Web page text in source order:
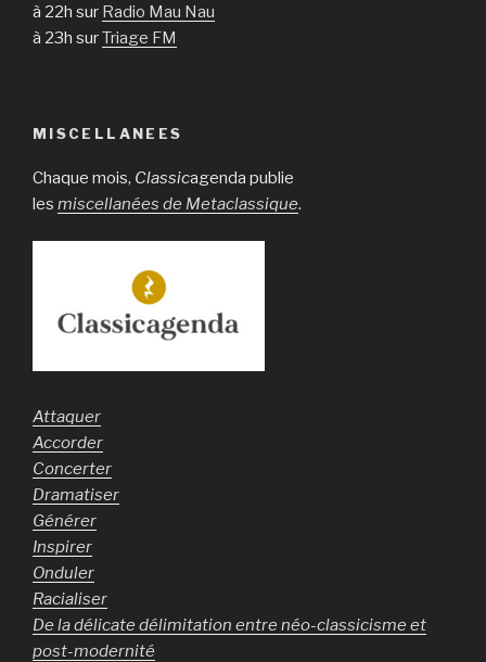
à 22h sur Radio Mau Nau
à 23h surTriage FM
MISCELLANEES
Chaque mois, Classicagenda publie
les miscellanées de Metaclassique.
Attaquer
Accorder
Concerter
Dramatiser
Générer
Inspirer
Onduler
Racialiser
De la délicate délimitation entre néo-classicisme et
post-modernité